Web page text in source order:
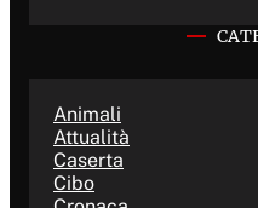
Animali
Attualità
Caserta
Cibo